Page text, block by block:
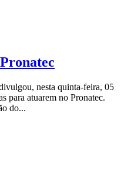
nesta quinta-feira, 05
para atuarem no Pronatec.
do...